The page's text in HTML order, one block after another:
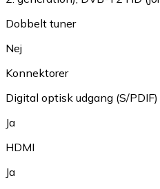
Dobbelt tuner
Nej
Konnektorer
Digital optisk udgang (S/PDIF)
Ja
HDMI
Ja